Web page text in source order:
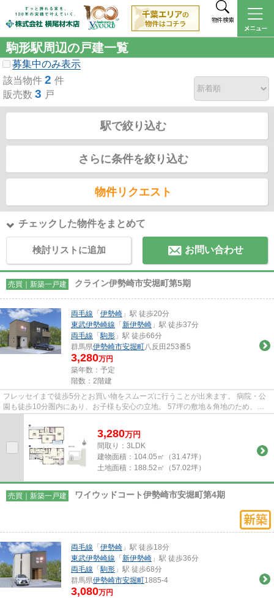
物件検索
駒形駅周辺の戸建一覧
募集中のみ表示
該当物件 2 件
販売数 3 戸
駅で絞り込む
さらに条件を絞り込む
物件リクエスト
チェックした物件をまとめて
検討リストに追加 お問い合わせ
売買｜新築一戸建 クライン伊勢崎市安堀町第5期
両毛線 「伊勢崎 」駅 徒歩20分
東武伊勢崎線 「新伊勢崎 」駅 徒歩37分
両毛線 「駒形 」駅 徒歩66分
群馬県伊勢崎市安堀町八反田253番5
3,280万円
築年数：予定
階数：2階建
フレッセイまで徒歩5分とお買い物をスムーズに行うことが出来ます。 病院・公
園も徒歩10分圏内にあり、お子様も安心の立地。 57坪の敷地＆角地のため、開
放感のある区画となっておりま...
3,280万円
間取り：3LDK
建物面積： 104.05㎡（31.47坪）
土地面積： 188.52㎡（57.02坪）
売買｜新築一戸建 ワイウッドコート伊勢崎市安堀町第4期
両毛線 「伊勢崎 」駅 徒歩18分
東武伊勢崎線 「新伊勢崎 」駅 徒歩36分
両毛線 「駒形 」駅 徒歩68分
群馬県伊勢崎市安堀町1885-4
3,080万円